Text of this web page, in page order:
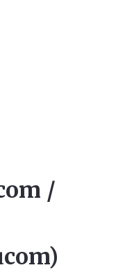
/
)